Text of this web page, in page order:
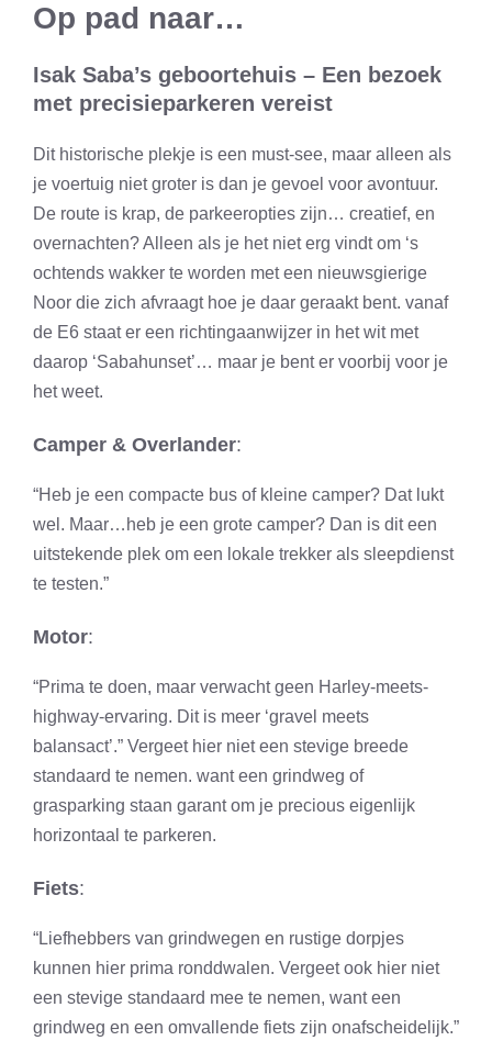
Op pad naar…
Isak Saba’s geboortehuis – Een bezoek
met precisieparkeren vereist
Dit historische plekje is een must-see, maar alleen als
je voertuig niet groter is dan je gevoel voor avontuur.
De route is krap, de parkeeropties zijn… creatief, en
overnachten? Alleen als je het niet erg vindt om ‘s
ochtends wakker te worden met een nieuwsgierige
Noor die zich afvraagt hoe je daar geraakt bent. vanaf
de E6 staat er een richtingaanwijzer in het wit met
daarop ‘Sabahunset’… maar je bent er voorbij voor je
het weet.
Camper & Overlander:
“Heb je een compacte bus of kleine camper? Dat lukt
wel. Maar…heb je een grote camper? Dan is dit een
uitstekende plek om een lokale trekker als sleepdienst
te testen.”
Motor:
“Prima te doen, maar verwacht geen Harley-meets-
highway-ervaring. Dit is meer ‘gravel meets
balansact’.” Vergeet hier niet een stevige breede
standaard te nemen. want een grindweg of
grasparking staan garant om je precious eigenlijk
horizontaal te parkeren.
Fiets:
“Liefhebbers van grindwegen en rustige dorpjes
kunnen hier prima ronddwalen. Vergeet ook hier niet
een stevige standaard mee te nemen, want een
grindweg en een omvallende fiets zijn onafscheidelijk.”